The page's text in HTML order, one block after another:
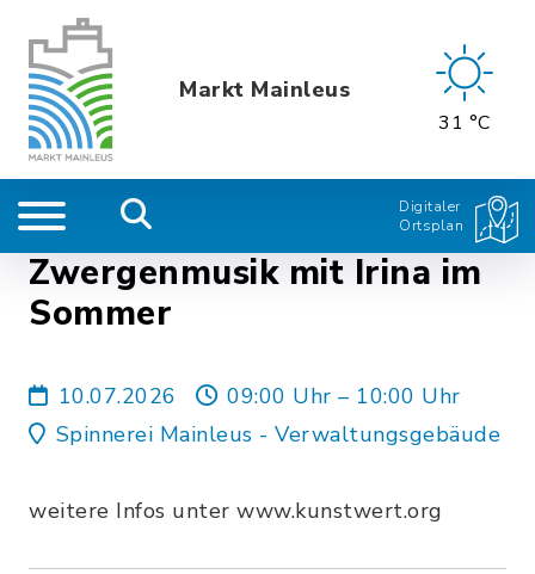
Markt Mainleus
31 °C
Digitaler
Ortsplan
Zwergenmusik mit Irina im
Sommer
10.07.2026
09:00 Uhr – 10:00 Uhr
Spinnerei Mainleus - Verwaltungsgebäude
weitere Infos unter www.kunstwert.org